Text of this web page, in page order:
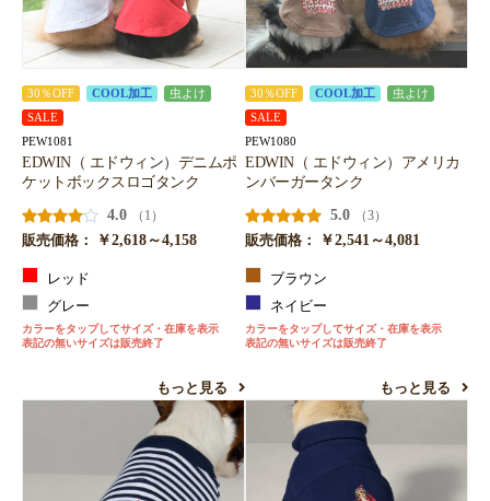
30％OFF COOL加工
虫よけ
SALE
PEW1081
EDWIN（ エドウィン）デニムポ
ケットボックスロゴタンク
4.0
（1）
販売価格：
￥2,618～4,158
レッド
グレー
カラーをタップしてサイズ・在庫を表示
表記の無いサイズは販売終了
もっと見る
30％OFF COOL加工
虫よけ
SALE
PEW1080
EDWIN（ エドウィン）アメリカ
ンバーガータンク
5.0
（3）
販売価格：
￥2,541～4,081
ブラウン
ネイビー
カラーをタップしてサイズ・在庫を表示
表記の無いサイズは販売終了
もっと見る